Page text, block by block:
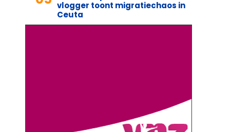
vlogger toont migratiechaos in
Ceuta